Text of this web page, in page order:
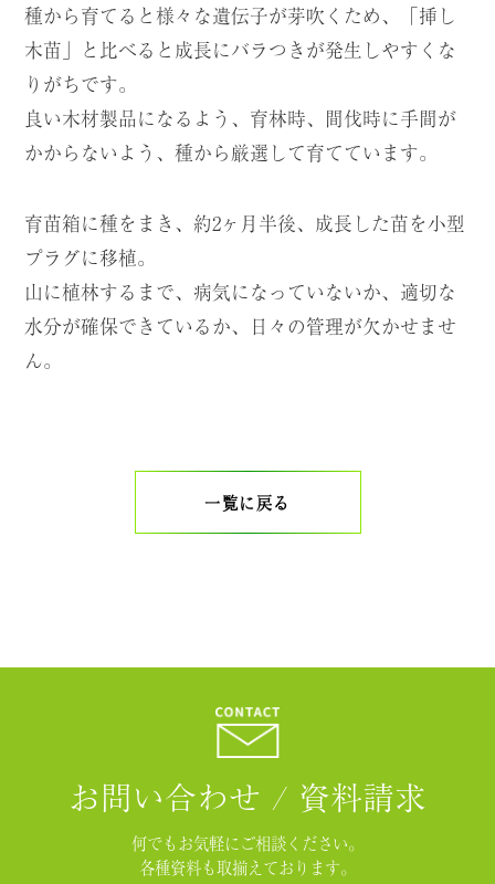
種から育てると様々な遺伝子が芽吹くため、「挿し
木苗」と比べると成長にバラつきが発生しやすくな
りがちです。
良い木材製品になるよう、育林時、間伐時に手間が
かからないよう、種から厳選して育てています。
育苗箱に種をまき、約2ヶ月半後、成長した苗を小型
プラグに移植。
山に植林するまで、病気になっていないか、適切な
水分が確保できているか、日々の管理が欠かせませ
ん。
一覧に戻る
お問い合わせ / 資料請求
何でもお気軽にご相談ください。
各種資料も取揃えております。